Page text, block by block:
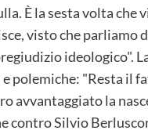
È la sesta volta che
visto che parliamo
ideologico".
polemiche: "Resta il
avvantaggiato la
contro Silvio